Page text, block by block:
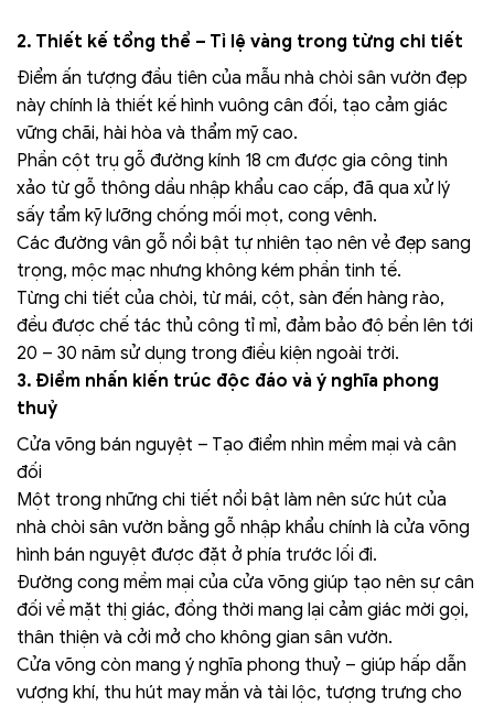
2. Thiết kế tổng thể – Tỉ lệ vàng trong từng chi tiết
Điểm ấn tượng đầu tiên của mẫu nhà chòi sân vườn đẹp
này chính là thiết kế hình vuông cân đối, tạo cảm giác
vững chãi, hài hòa và thẩm mỹ cao.
Phần cột trụ gỗ đường kính 18 cm được gia công tinh
xảo từ gỗ thông dầu nhập khẩu cao cấp, đã qua xử lý
sấy tẩm kỹ lưỡng chống mối mọt, cong vênh.
Các đường vân gỗ nổi bật tự nhiên tạo nên vẻ đẹp sang
trọng, mộc mạc nhưng không kém phần tinh tế.
Từng chi tiết của chòi, từ mái, cột, sàn đến hàng rào,
đều được chế tác thủ công tỉ mỉ, đảm bảo độ bền lên tới
20 – 30 năm sử dụng trong điều kiện ngoài trời.
3. Điểm nhấn kiến trúc độc đáo và ý nghĩa phong
thuỷ
Cửa võng bán nguyệt – Tạo điểm nhìn mềm mại và cân
đối
Một trong những chi tiết nổi bật làm nên sức hút của
nhà chòi sân vườn bằng gỗ nhập khẩu chính là cửa võng
hình bán nguyệt được đặt ở phía trước lối đi.
Đường cong mềm mại của cửa võng giúp tạo nên sự cân
đối về mặt thị giác, đồng thời mang lại cảm giác mời gọi,
thân thiện và cởi mở cho không gian sân vườn.
Cửa võng còn mang ý nghĩa phong thuỷ – giúp hấp dẫn
vượng khí, thu hút may mắn và tài lộc, tượng trưng cho